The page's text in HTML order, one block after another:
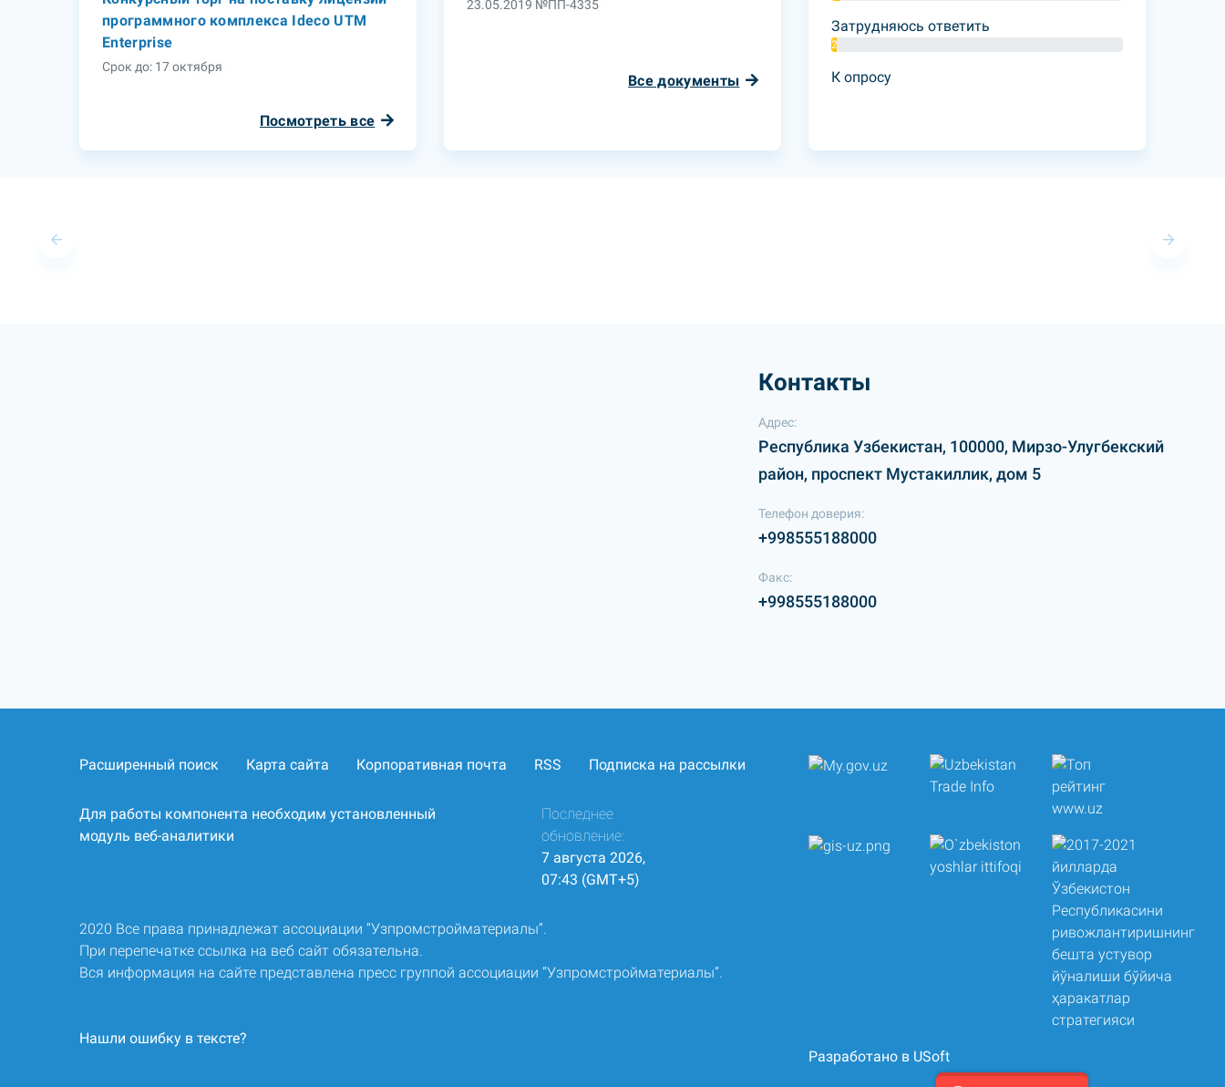
программного комплекса Ideco UTM
Enterprise
Срок до: 17 октября
Посмотреть все
23.05.2019 №ПП-4335
Все документы
Затрудняюсь ответить
2%
К опросу
Контакты
Адрес:
Республика Узбекистан, 100000, Мирзо-Улугбекский
район, проспект Мустакиллик, дом 5
Телефон доверия:
+998555188000
Факс:
+998555188000
Расширенный поиск Карта сайта Корпоративная почта RSS Подписка на рассылки
Для работы компонента необходим установленный
модуль веб-аналитики
Последнее
обновление:
7 августа 2026,
07:43 (GMT+5)
2020 Все права принадлежат ассоциации “Узпромстройматериалы”.
При перепечатке ссылка на веб сайт обязательна.
Вся информация на сайте представлена пресс группой ассоциации “Узпромстройматериалы”.
Нашли ошибку в тексте?
Разработано в USoft